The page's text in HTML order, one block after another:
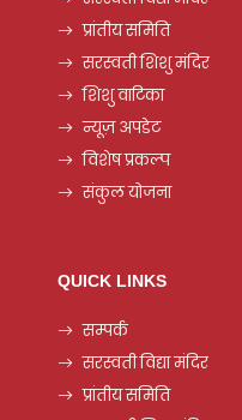
प्रांतीय समिति
सरस्वती शिशु मंदिर
शिशु वाटिका
न्यूज़ अपडेट
विशेष प्रकल्प
संकुल योजना
QUICK LINKS
सम्पर्क
सरस्वती विद्या मंदिर
प्रांतीय समिति